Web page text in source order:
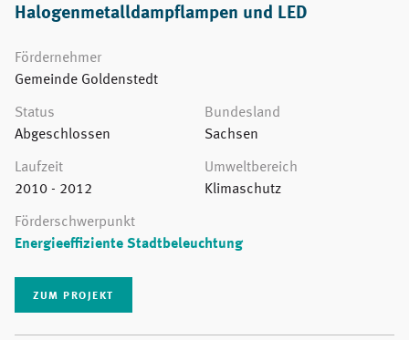
Halogenmetalldampflampen und LED
Fördernehmer
Gemeinde Goldenstedt
Status
Abgeschlossen
Bundesland
Sachsen
Laufzeit
2010 - 2012
Umweltbereich
Klimaschutz
Förderschwerpunkt
Energieeffiziente Stadtbeleuchtung
ZUM PROJEKT